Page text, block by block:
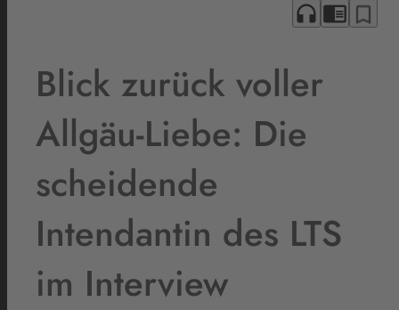
headphones chrome_reader_mode bookmark_border
Blick zurück voller
Allgäu-Liebe: Die
scheidende
Intendantin des LTS
im Interview